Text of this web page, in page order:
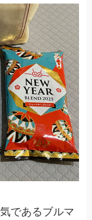
であるブルマ